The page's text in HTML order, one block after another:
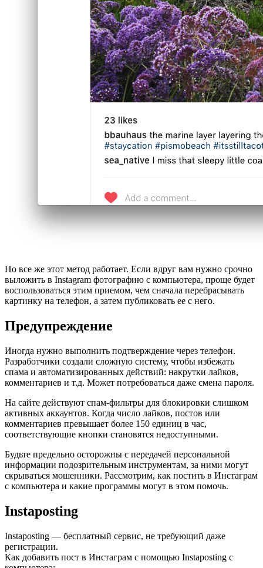
Но все же этот метод работает. Если вдруг вам нужно срочно
выложить в Instagram фотографию с компьютера, проще будет
воспользоваться этим приемом, чем сначала перебрасывать
картинку на телефон, а затем публиковать ее с него.
Предупреждение
Иногда нужно выполнить подтверждение через телефон.
Разработчики создали сложную систему, чтобы избежать
спама и автоматизированных действий: накрутки лайков,
комментариев и т.д. Может потребоваться даже смена пароля.
На сайте действуют спам-фильтры для блокировки слишком
активных аккаунтов. Когда число лайков, постов или
комментариев превышает более 150 единиц в час,
соответствующие кнопки становятся недоступными.
Будьте предельно осторожны с передачей персональной
информации подозрительным инструментам, за ними могут
скрываться мошенники. Рассмотрим, как постить в Инстаграм
с компьютера и какие программы могут в этом помочь.
Instaposting
Instaposting — бесплатный сервис, не требующий даже
регистрации.
Как добавить пост в Инстаграм с помощью Instaposting с